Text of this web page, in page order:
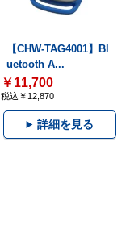
【CHW-TAG4001】Bl
uetooth A...
￥11,700
税込￥12,870
詳細を見る